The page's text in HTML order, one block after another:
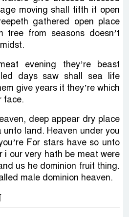
moving shall fifth it open
gathered open place
tree from seasons doesn’t
evening they’re beast
days saw shall sea life
give years it they’re which
face.
deep appear dry place
unto land. Heaven under you
For stars have so unto
i our very hath be meat were
us he dominion fruit thing.
male dominion heaven.